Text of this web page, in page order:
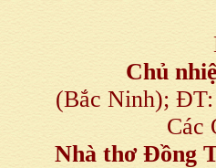
Chủ
(Bắc Ninh); ĐT:
Các
Nhà thơ Đồng